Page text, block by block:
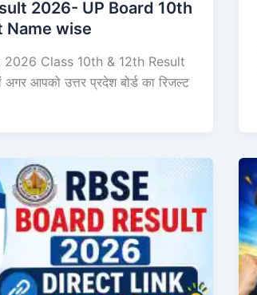
2026- UP Board 10th
Name wise
2026 Class 10th & 12th Result
आपको उत्तर प्रदेश बोर्ड का रिजल्ट